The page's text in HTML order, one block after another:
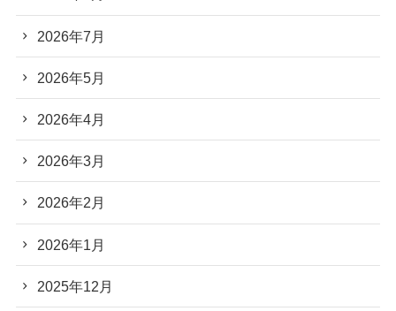
2026年7月
2026年5月
2026年4月
2026年3月
2026年2月
2026年1月
2025年12月